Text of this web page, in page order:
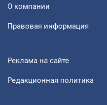
О компании
Правовая информация
Реклама на сайте
Редакционная политика